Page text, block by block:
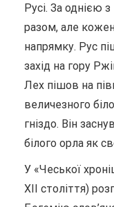
Русі. За однією
разом, але
напрямку. Рус
захід на гору
Лех пішов на
величезного
гніздо. Він
білого орла як
У «Чеської
XII століття)